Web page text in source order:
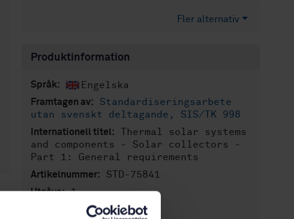
Fler alternativ
Produktinformation
Språk: Engelska
Framtagen av:
Standardiseringsarbete
utan svenskt deltagande, SIS/TK 998
Internationell titel:
Thermal solar systems
and components - Solar collectors -
Part 1: General requirements
Artikelnummer: STD-75841
Utgåva:1
2010-11-08